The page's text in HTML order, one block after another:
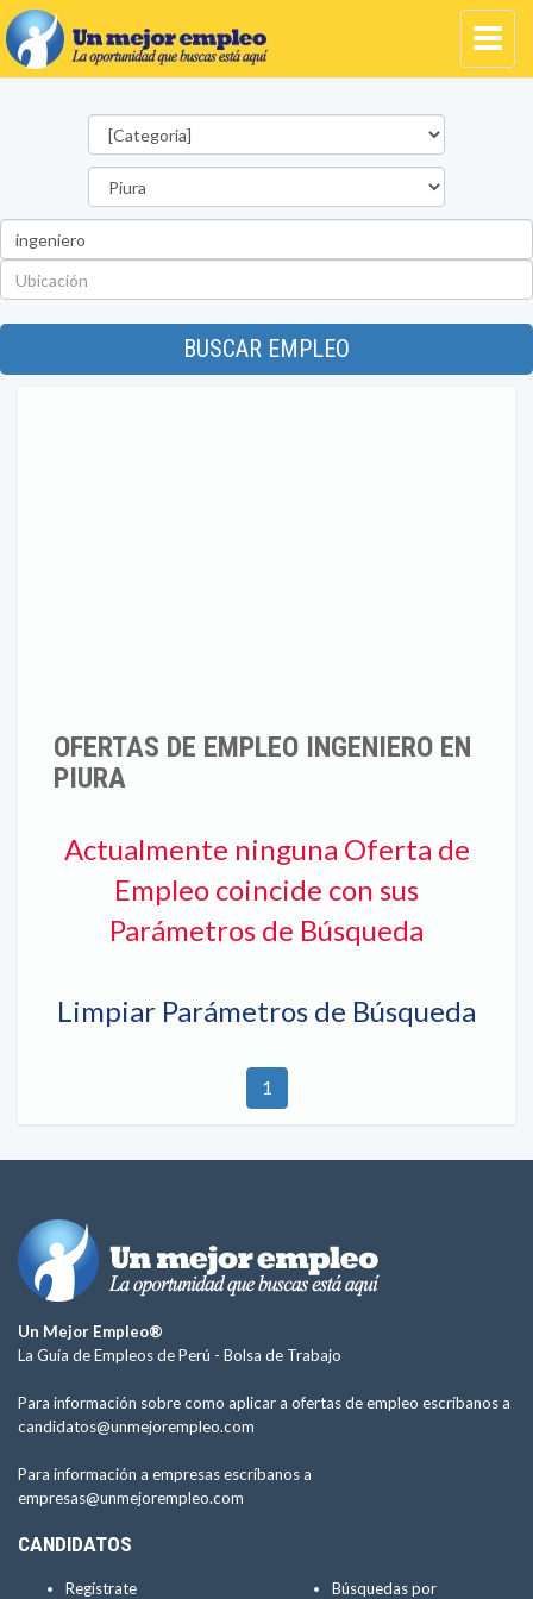
BUSCAR EMPLEO
OFERTAS DE EMPLEO INGENIERO EN
PIURA
Actualmente ninguna Oferta de
Empleo coincide con sus
Parámetros de Búsqueda
Limpiar Parámetros de Búsqueda
1
Un Mejor Empleo®
La Guía de Empleos de Perú - Bolsa de Trabajo
Para información sobre como aplicar a ofertas de empleo escríbanos a
candidatos@unmejorempleo.com
Para información a empresas escríbanos a
empresas@unmejorempleo.com
CANDIDATOS
Regístrate Búsquedas por